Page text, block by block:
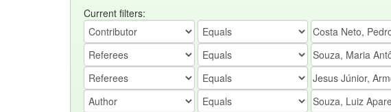
Current filters: